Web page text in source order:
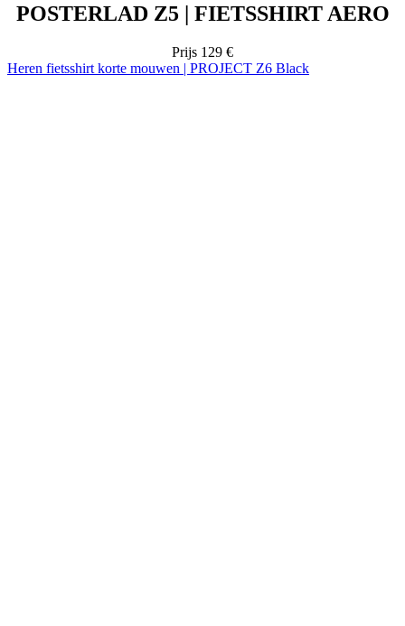
POSTERLAD Z5 | FIETSSHIRT AERO
Prijs 129 €
Heren fietsshirt korte mouwen | PROJECT Z6 Black